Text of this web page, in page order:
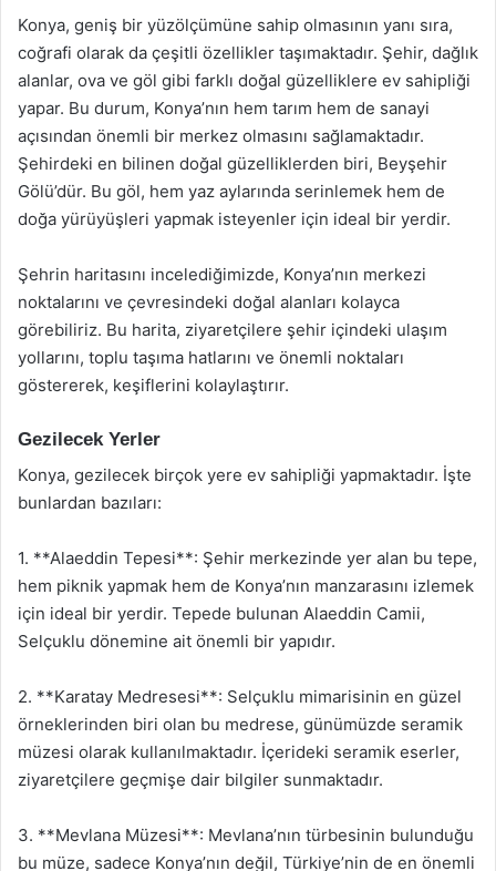
Konya, geniş bir yüzölçümüne sahip olmasının yanı sıra,
coğrafi olarak da çeşitli özellikler taşımaktadır. Şehir, dağlık
alanlar, ova ve göl gibi farklı doğal güzelliklere ev sahipliği
yapar. Bu durum, Konya’nın hem tarım hem de sanayi
açısından önemli bir merkez olmasını sağlamaktadır.
Şehirdeki en bilinen doğal güzelliklerden biri, Beyşehir
Gölü’dür. Bu göl, hem yaz aylarında serinlemek hem de
doğa yürüyüşleri yapmak isteyenler için ideal bir yerdir.
Şehrin haritasını incelediğimizde, Konya’nın merkezi
noktalarını ve çevresindeki doğal alanları kolayca
görebiliriz. Bu harita, ziyaretçilere şehir içindeki ulaşım
yollarını, toplu taşıma hatlarını ve önemli noktaları
göstererek, keşiflerini kolaylaştırır.
Gezilecek Yerler
Konya, gezilecek birçok yere ev sahipliği yapmaktadır. İşte
bunlardan bazıları:
1. **Alaeddin Tepesi**: Şehir merkezinde yer alan bu tepe,
hem piknik yapmak hem de Konya’nın manzarasını izlemek
için ideal bir yerdir. Tepede bulunan Alaeddin Camii,
Selçuklu dönemine ait önemli bir yapıdır.
2. **Karatay Medresesi**: Selçuklu mimarisinin en güzel
örneklerinden biri olan bu medrese, günümüzde seramik
müzesi olarak kullanılmaktadır. İçerideki seramik eserler,
ziyaretçilere geçmişe dair bilgiler sunmaktadır.
3. **Mevlana Müzesi**: Mevlana’nın türbesinin bulunduğu
bu müze, sadece Konya’nın değil, Türkiye’nin de en önemli